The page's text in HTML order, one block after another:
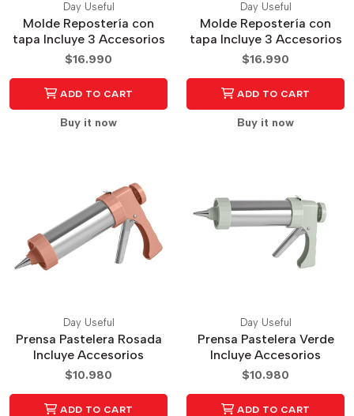
Day Useful
Molde Repostería con
tapa Incluye 3 Accesorios
$16.990
ADD TO CART
Buy it now
Day Useful
Molde Repostería con
tapa Incluye 3 Accesorios
$16.990
ADD TO CART
Buy it now
Day Useful
Prensa Pastelera Rosada
Incluye Accesorios
$10.980
ADD TO CART
Day Useful
Prensa Pastelera Verde
Incluye Accesorios
$10.980
ADD TO CART